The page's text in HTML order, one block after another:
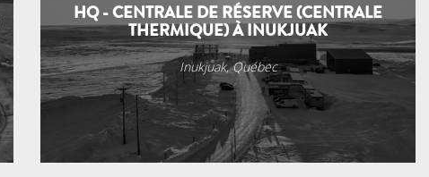
HQ - CENTRALE DE RÉSERVE (CENTRALE
THERMIQUE) À INUKJUAK
Inukjuak, Québec